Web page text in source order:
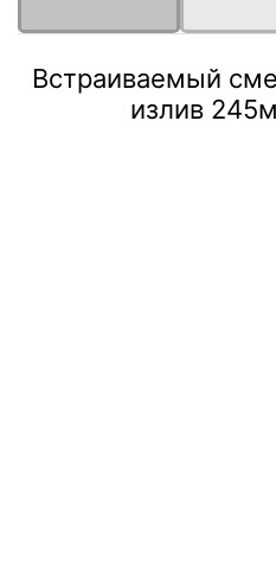
Встраиваемый
излив